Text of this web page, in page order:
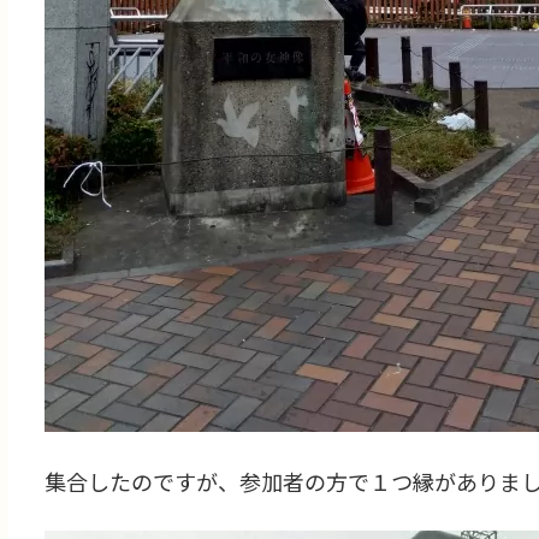
集合したのですが、参加者の方で１つ縁がありま